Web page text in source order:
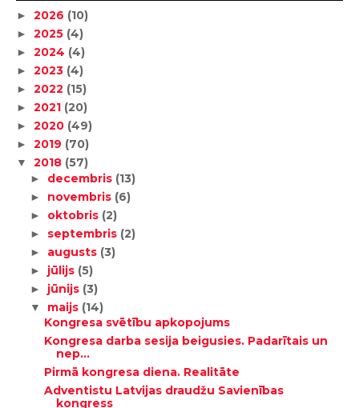
► 2026 (10)
► 2025 (4)
► 2024 (4)
► 2023 (4)
► 2022 (15)
► 2021 (20)
► 2020 (49)
► 2019 (70)
▼ 2018 (57)
► decembris (13)
► novembris (6)
► oktobris (2)
► septembris (2)
► augusts (3)
► jūlijs (5)
► jūnijs (3)
▼ maijs (14)
Kongresa svētību apkopojums
Kongresa darba sesija beigusies. Padarītais un
nep...
Pirmā kongresa diena. Realitāte
Adventistu Latvijas draudžu Savienības
kongress